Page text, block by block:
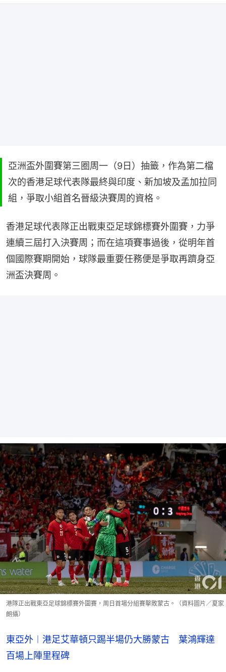
亞洲盃外圍賽第三圈周一（9日）抽籤，作為第二檔
次的香港足球代表隊最終與印度、新加坡及孟加拉同
組，爭取小組首名晉級決賽周的資格。
香港足球代表隊正出戰東亞足球錦標賽外圍賽，力爭
連續三屆打入決賽周；而在這項賽事過後，從明年首
個國際賽期開始，球隊最重要任務便是爭取再躋身亞
洲盃決賽周。
港隊正出戰東亞足球錦標賽外圍賽，周日首場分組賽擊敗蒙古。（資料圖片／夏家
朗攝）
東亞外︱港足艾華頓只踢半場仍大勝蒙古 葉鴻輝達
百場上陣里程碑